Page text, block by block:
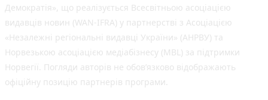
Демократія», що реалізується Всесвітньою асоціацією
видавців новин (WAN-IFRA) у партнерстві з Асоціацією
«Незалежні регіональні видавці України» (АНРВУ) та
Норвезькою асоціацією медіабізнесу (MBL) за підтримки
Норвегії. Погляди авторів не обов’язково відображають
офіційну позицію партнерів програми.